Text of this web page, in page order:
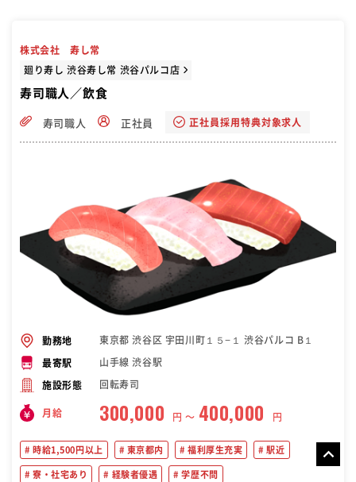
株式会社 寿し常
廻り寿し 渋谷寿し常 渋谷パルコ店
寿司職人／飲食
寿司職人 正社員 正社員採用特典対象求人
勤務地 東京都 渋谷区 宇田川町１５−１ 渋谷パルコ B１
最寄駅 山手線 渋谷駅
施設形態 回転寿司
月給 300,000 円 〜 400,000 円
時給1,500円以上 東京都内 福利厚生充実 駅近
寮・社宅あり 経験者優遇 学歴不問